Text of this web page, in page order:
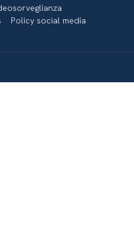
Policy social media